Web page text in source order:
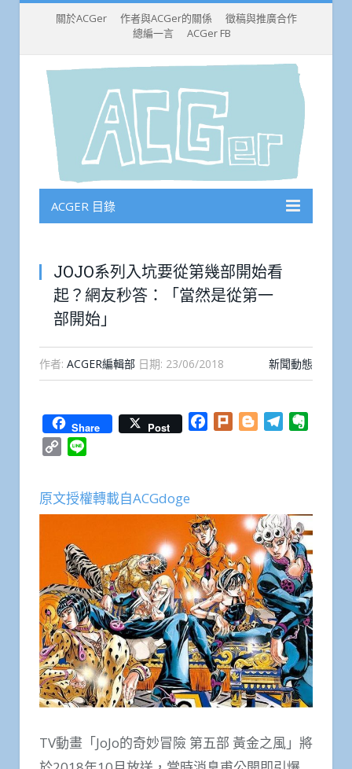
關於ACGer 作者與ACGer的關係
徵稿與推廣合作
總編一言
ACGer FB
ACGER 目錄
JOJO系列入坑要從第幾部開始看
起？網友秒答：「當然是從第一
部開始」
作者: ACGER編輯部 日期: 23/06/2018 新聞動態
Share Post Facebook
Plurk BloggerTelegram
Copy
原文授權轉載自ACGdoge
TV動畫「JoJo的奇妙冒險 第五部 黃金之風」將